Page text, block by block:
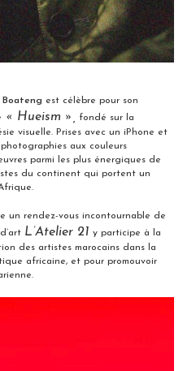
est célèbre pour son
« Hueism »,
fondé sur la
visuelle. Prises avec un iPhone et
aux couleurs
parmi les plus énergiques de
du continent qui portent un
un rendez-vous incontournable de
L’Atelier 21 y participe à la
des artistes marocains dans la
africaine, et pour promouvoir